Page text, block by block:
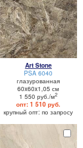
Art Stone
PSA 6040
глазурованная
60x60x1,05 см
1 550 руб./м2
опт: 1 510 руб.
крупный опт: по запросу